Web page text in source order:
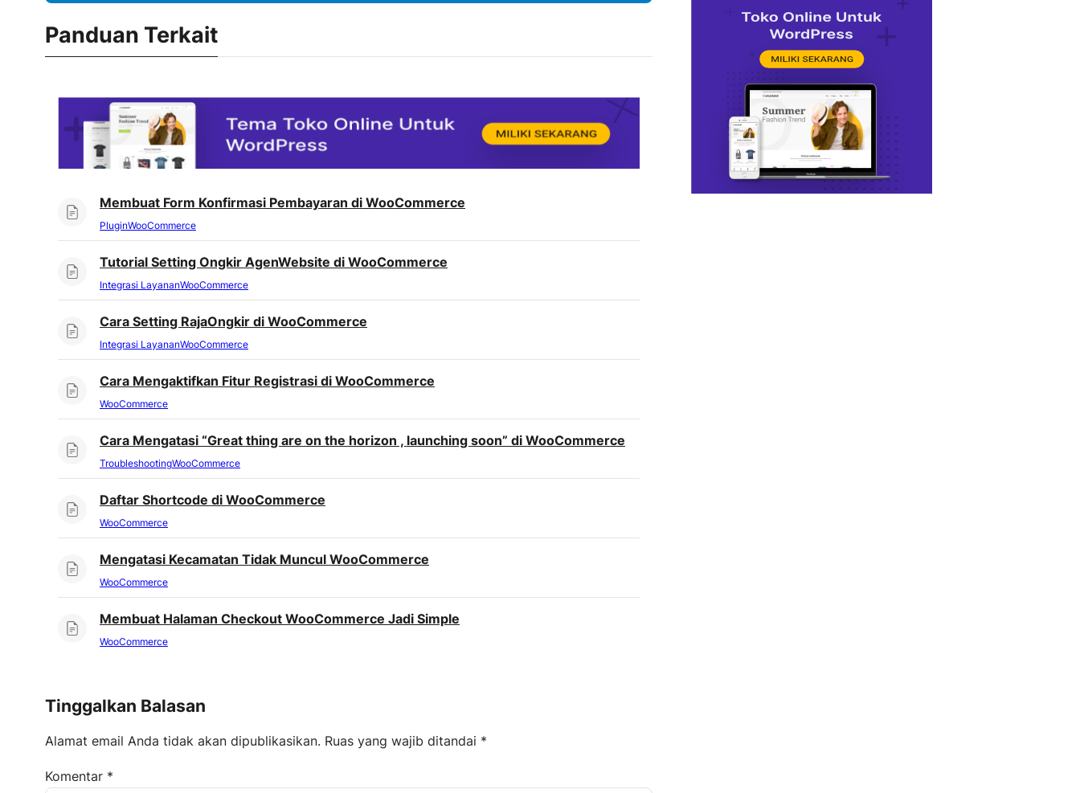
Panduan Terkait
Membuat Form Konfirmasi Pembayaran di WooCommerce
PluginWooCommerce
Tutorial Setting Ongkir AgenWebsite di WooCommerce
Integrasi LayananWooCommerce
Cara Setting RajaOngkir di WooCommerce
Integrasi LayananWooCommerce
Cara Mengaktifkan Fitur Registrasi di WooCommerce
WooCommerce
Cara Mengatasi “Great thing are on the horizon , launching soon” di WooCommerce
TroubleshootingWooCommerce
Daftar Shortcode di WooCommerce
WooCommerce
Mengatasi Kecamatan Tidak Muncul WooCommerce
WooCommerce
Membuat Halaman Checkout WooCommerce Jadi Simple
WooCommerce
Tinggalkan Balasan
Alamat email Anda tidak akan dipublikasikan. Ruas yang wajib ditandai *
Komentar *